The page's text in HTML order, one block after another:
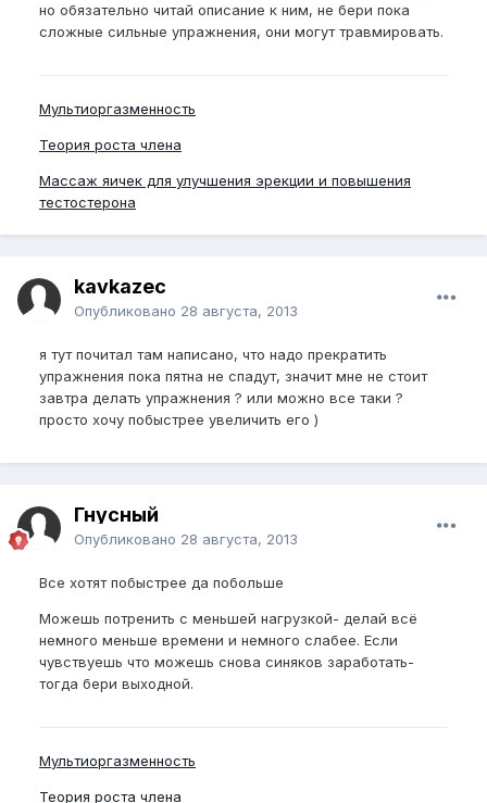
но обязательно читай описание к ним, не бери пока
сложные сильные упражнения, они могут травмировать.
Мультиоргазменность
Теория роста члена
Массаж яичек для улучшения эрекции и повышения
тестостерона
kavkazec
Опубликовано 28 августа, 2013
я тут почитал там написано, что надо прекратить
упражнения пока пятна не спадут, значит мне не стоит
завтра делать упражнения ? или можно все таки ?
просто хочу побыстрее увеличить его )
Гнусный
Опубликовано 28 августа, 2013
Все хотят побыстрее да побольше
Можешь потренить с меньшей нагрузкой- делай всё
немного меньше времени и немного слабее. Если
чувствуешь что можешь снова синяков заработать-
тогда бери выходной.
Мультиоргазменность
Теория роста члена